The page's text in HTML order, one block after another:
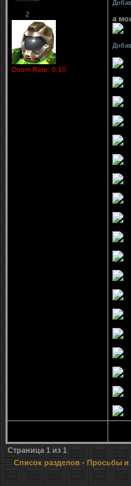
2
Doom Rate: 0.10
а
Страница 1из 1
Список разделов - Просьбы и